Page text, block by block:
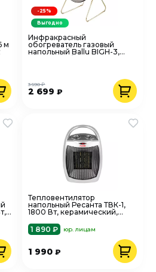
м
Инфракрасный
обогреватель газовый
напольный Ballu BIGH-3,
2 699₽
3 590 ₽
-25%
Выгодно
Тепловентилятор
напольный Ресанта ТВК-1,
1800 Вт, керамический,
1 890 ₽
юр. лицам
1 990₽